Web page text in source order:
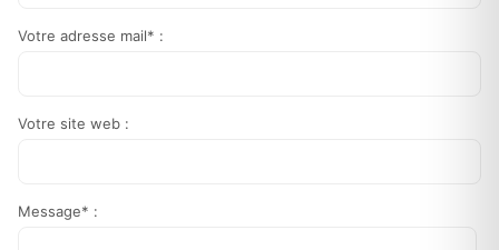
Votre adresse mail* :
Votre site web :
Message* :